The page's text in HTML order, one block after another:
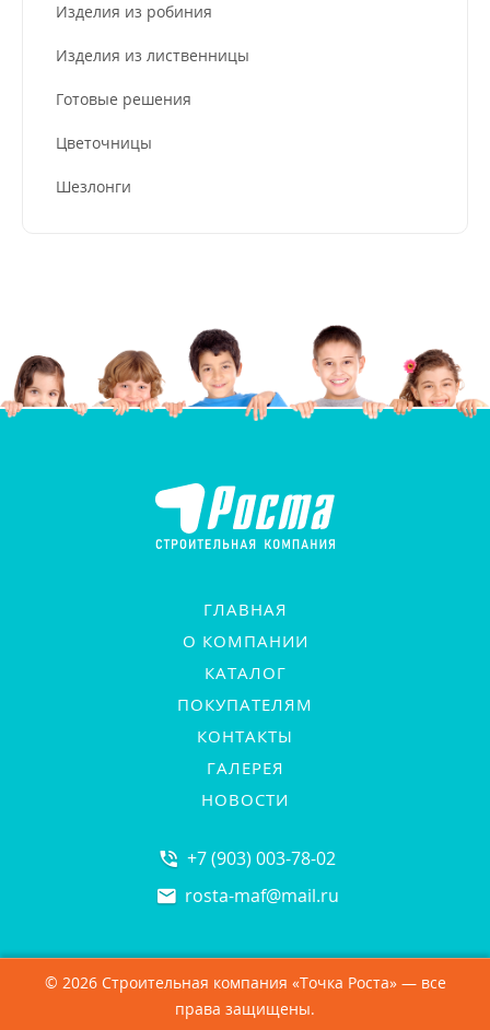
Изделия из робиния
Изделия из лиственницы
Готовые решения
Цветочницы
Шезлонги
ГЛАВНАЯ
О КОМПАНИИ
КАТАЛОГ
ПОКУПАТЕЛЯМ
КОНТАКТЫ
ГАЛЕРЕЯ
НОВОСТИ
+7 (903) 003-78-02
rosta-maf@mail.ru
© 2026 Строительная компания «Точка Роста» — все
права защищены.